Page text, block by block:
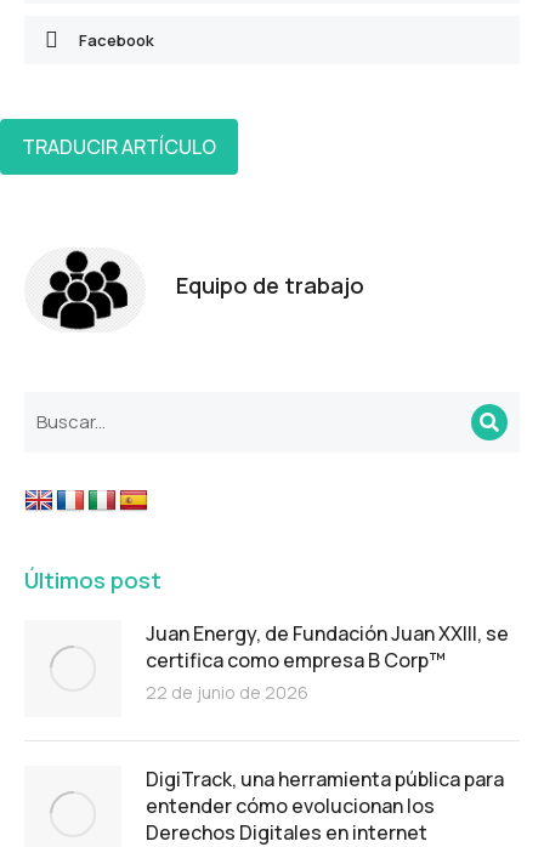
Facebook
TRADUCIR ARTÍCULO
Equipo de trabajo
Últimos post
Juan Energy, de Fundación Juan XXIII, se
certifica como empresa B Corp™
22 de junio de 2026
DigiTrack, una herramienta pública para
entender cómo evolucionan los
Derechos Digitales en internet